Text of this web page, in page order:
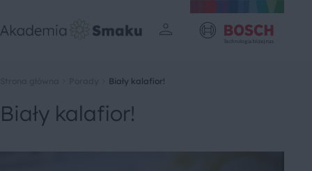
Biały kalafior!
Biały kalafior!